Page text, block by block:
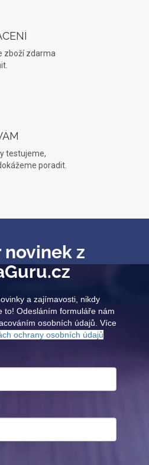
zboží zdarma
testujeme,
poradit.
novinek z
a zajímavosti, nikdy
to! Odesláním formuláře nám
osobních údajů. Více
ochrany osobních údajů